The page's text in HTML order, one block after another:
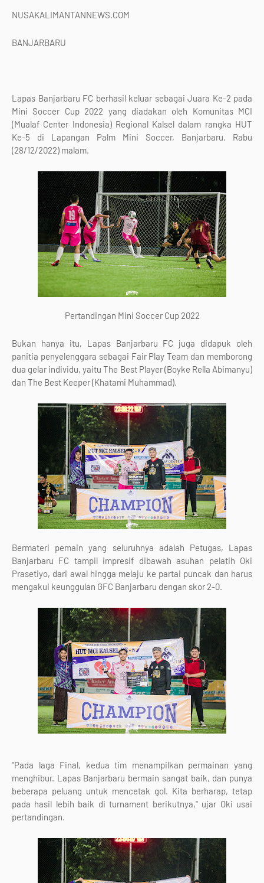
NUSAKALIMANTANNEWS.COM
BANJARBARU
Lapas Banjarbaru FC berhasil keluar sebagai Juara Ke-2 pada
Mini Soccer Cup 2022 yang diadakan oleh Komunitas MCI
(Mualaf Center Indonesia) Regional Kalsel dalam rangka HUT
Ke-5 di Lapangan Palm Mini Soccer, Banjarbaru. Rabu
(28/12/2022) malam.
Pertandingan Mini Soccer Cup 2022
Bukan hanya itu, Lapas Banjarbaru FC juga didapuk oleh
panitia penyelenggara sebagai Fair Play Team dan memborong
dua gelar individu, yaitu The Best Player (Boyke Rella Abimanyu)
dan The Best Keeper (Khatami Muhammad).
Bermateri pemain yang seluruhnya adalah Petugas, Lapas
Banjarbaru FC tampil impresif dibawah asuhan pelatih Oki
Prasetiyo, dari awal hingga melaju ke partai puncak dan harus
mengakui keunggulan GFC Banjarbaru dengan skor 2-0.
"Pada laga Final, kedua tim menampilkan permainan yang
menghibur. Lapas Banjarbaru bermain sangat baik, dan punya
beberapa peluang untuk mencetak gol. Kita berharap, tetap
pada hasil lebih baik di turnament berikutnya," ujar Oki usai
pertandingan.